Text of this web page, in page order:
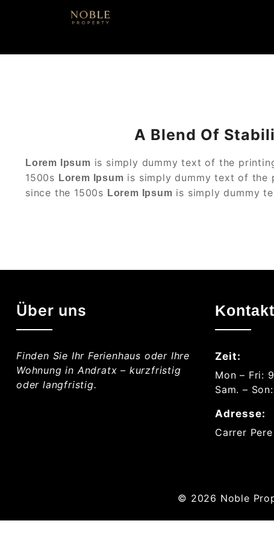
A Blend Of
Lorem Ipsum is simply dummy text of the
1500s Lorem Ipsum is simply dummy text of the
since the 1500s Lorem Ipsum is simply dummy
Über uns
Finden Sie Ihr Ferienhaus oder Ihre
Wohnung in Andratx – kurzfristig
oder langfristig.
Zeit:
Mon – Fri:
Sam. –
Adresse:
Carrer
© 2026 Noble